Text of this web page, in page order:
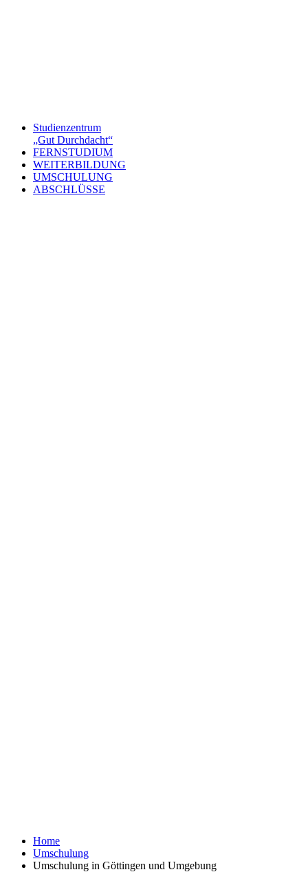
Studienzentrum
„Gut Durchdacht“
FERNSTUDIUM
WEITERBILDUNG
UMSCHULUNG
ABSCHLÜSSE
Home
Umschulung
Umschulung in Göttingen und Umgebung